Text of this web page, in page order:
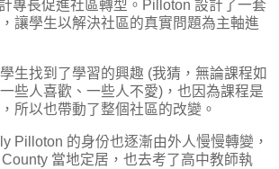
專長促進社區轉型。Pilloton 設計了一套
讓學生以解決社區的真實問題為主軸進
生找到了學習的興趣 (我猜，無論課程如
些人喜歡、一些人不愛)，也因為課程是
所以也帶動了整個社區的改變。
Pilloton 的身份也逐漸由外人慢慢轉變，
當地定居，也去考了高中教師執